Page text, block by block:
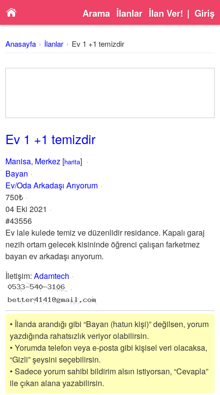
Arama İlanlar İlan Ver! | Giriş
Anasayfa İlanlar Ev 1 +1 temizdir
Ev 1 +1 temizdir
Manisa, Merkez [harita]
Bayan
Ev/Oda Arkadaşı Arıyorum
750₺
04 Eki 2021
#43556
Ev lale kulede temiz ve düzenlidir residance. Kapalı garaj
nezih ortam gelecek kisininde öğrenci çalışan farketmez
bayan ev arkadaşı arıyorum.
İletişim:Adamtech
• İlanda arandığı gibi “Bayan (hatun kişi)” değilsen, yorum
yazdığında rahatsızlık veriyor olabilirsin.
• Yorumda telefon veya e-posta gibi kişisel veri olacaksa,
“Gizli” şeysini seçebilirsin.
• Sadece yorum sahibi bildirim alsın istiyorsan, “Cevapla”
ile çıkan alana yazabilirsin.